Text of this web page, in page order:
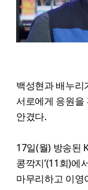
백성현과 배누리
서로에게 응원을
안겼다.
17일(월) 방송된
콩깍지’(11회)에
마무리하고 이영